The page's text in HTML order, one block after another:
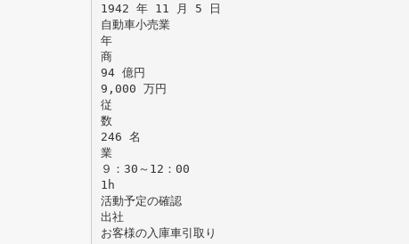
1942 年 11 月 5 日
自動車小売業
年
商
94 億円
9,000 万円
従
数
246 名
業
９：30～12：00
1h
活動予定の確認
出社
お客様の入庫車引取り